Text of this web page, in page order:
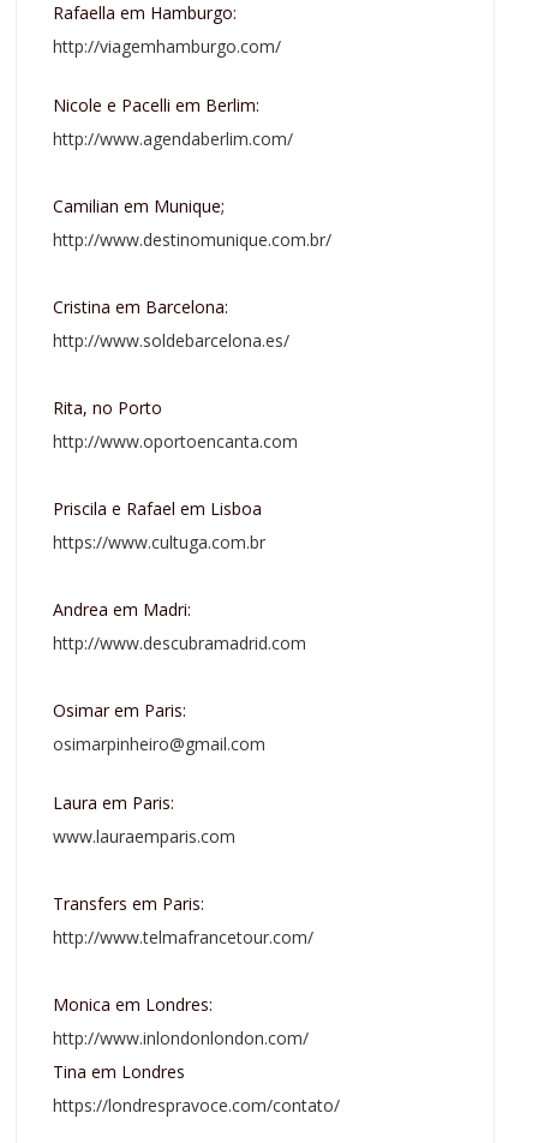
Rafaella em Hamburgo:
http://viagemhamburgo.com/
Nicole e Pacelli em Berlim:
http://www.agendaberlim.com/
Camilian em Munique;
http://www.destinomunique.com.br/
Cristina em Barcelona:
http://www.soldebarcelona.es/
Rita, no Porto
http://www.oportoencanta.com
Priscila e Rafael em Lisboa
https://www.cultuga.com.br
Andrea em Madri:
http://www.descubramadrid.com
Osimar em Paris:
osimarpinheiro@gmail.com
Laura em Paris:
www.lauraemparis.com
Transfers em Paris:
http://www.telmafrancetour.com/
Monica em Londres:
http://www.inlondonlondon.com/
Tina em Londres
https://londrespravoce.com/contato/